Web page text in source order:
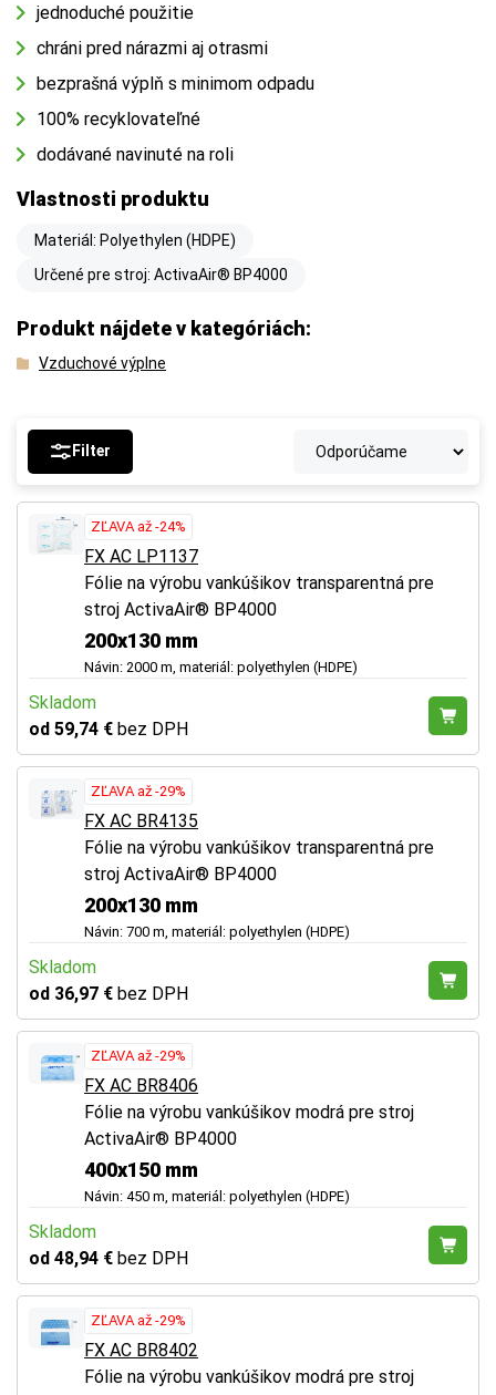
jednoduché použitie
chráni pred nárazmi aj otrasmi
bezprašná výplň s minimom odpadu
100% recyklovateľné
dodávané navinuté na roli
Vlastnosti produktu
Materiál: Polyethylen (HDPE)
Určené pre stroj: ActivaAir® BP4000
Produkt nájdete v kategóriách:
Vzduchové výplne
Filter
ZĽAVA až -24%
FX AC LP1137
Fólie na výrobu vankúšikov transparentná pre
stroj ActivaAir® BP4000
200x130 mm
Návin: 2000 m, materiál: polyethylen (HDPE)
Skladom
od 59,74 € bez DPH
ZĽAVA až -29%
FX AC BR4135
Fólie na výrobu vankúšikov transparentná pre
stroj ActivaAir® BP4000
200x130 mm
Návin: 700 m, materiál: polyethylen (HDPE)
Skladom
od 36,97 € bez DPH
ZĽAVA až -29%
FX AC BR8406
Fólie na výrobu vankúšikov modrá pre stroj
ActivaAir® BP4000
400x150 mm
Návin: 450 m, materiál: polyethylen (HDPE)
Skladom
od 48,94 € bez DPH
ZĽAVA až -29%
FX AC BR8402
Fólie na výrobu vankúšikov modrá pre stroj